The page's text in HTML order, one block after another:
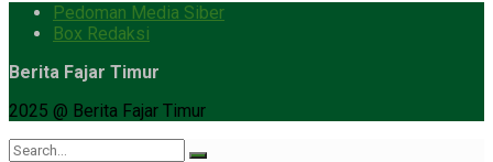
Pedoman Media Siber
Box Redaksi
Berita Fajar Timur
2025 @ Berita Fajar Timur